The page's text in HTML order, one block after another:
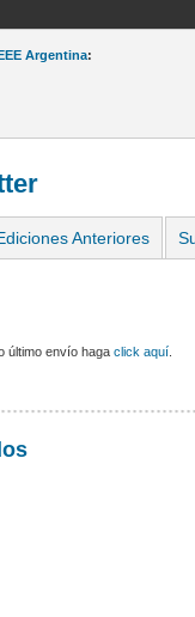
Argentina:
Anteriores
último envío haga click aquí